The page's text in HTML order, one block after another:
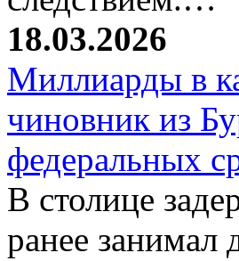
18.03.2026
Миллиарды в
чиновник из
федеральных
В столице
ранее занимал